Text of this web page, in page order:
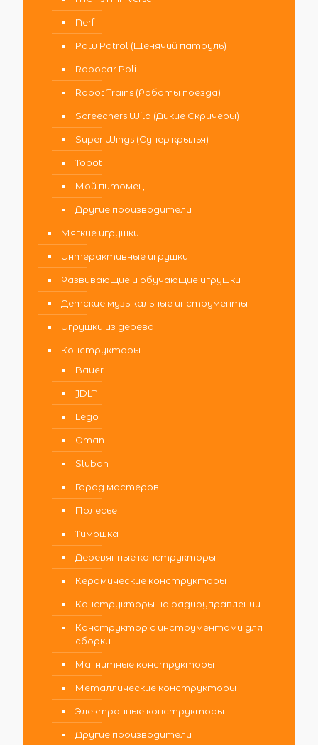
Nerf
Paw Patrol (Щенячий патруль)
Robocar Poli
Robot Trains (Роботы поезда)
Screechers Wild (Дикие Скричеры)
Super Wings (Супер крылья)
Tobot
Мой питомец
Другие производители
Мягкие игрушки
Интерактивные игрушки
Развивающие и обучающие игрушки
Детские музыкальные инструменты
Игрушки из дерева
Конструкторы
Bauer
JDLT
Lego
Qman
Sluban
Город мастеров
Полесье
Тимошка
Деревянные конструкторы
Керамические конструкторы
Конструкторы на радиоуправлении
Конструктор с инструментами для
сборки
Магнитные конструкторы
Металлические конструкторы
Электронные конструкторы
Другие производители